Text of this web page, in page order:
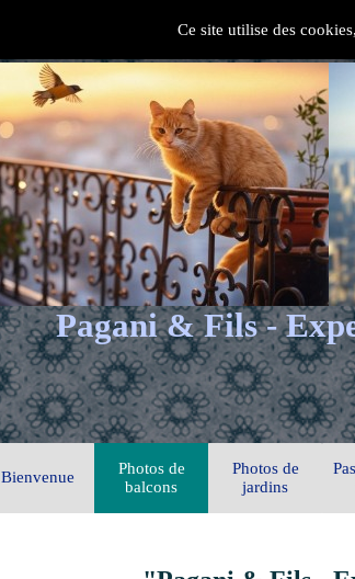
Ce site utilise des
Pagani & Fils -
Bienvenue
Photos de
balcons
Photos de
jardins